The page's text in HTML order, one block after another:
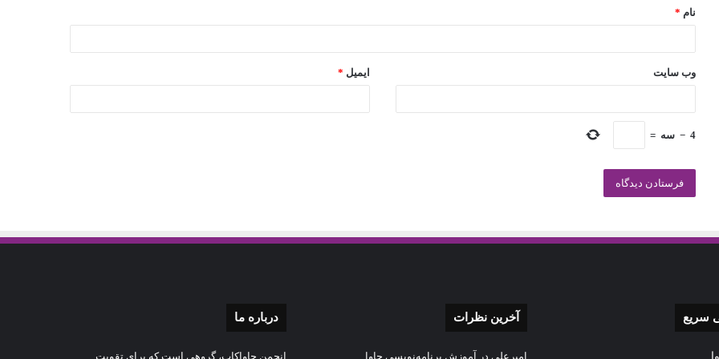
نام *
ایمیل * وب‌ سایت
4
− سه =
درباره‌ ما
انجمن جاواکاپ، گروهی است که برای تقویت
آخرین نظرات
امیرعلی در آموزش برنامه‌نویسی جاوا
سریع